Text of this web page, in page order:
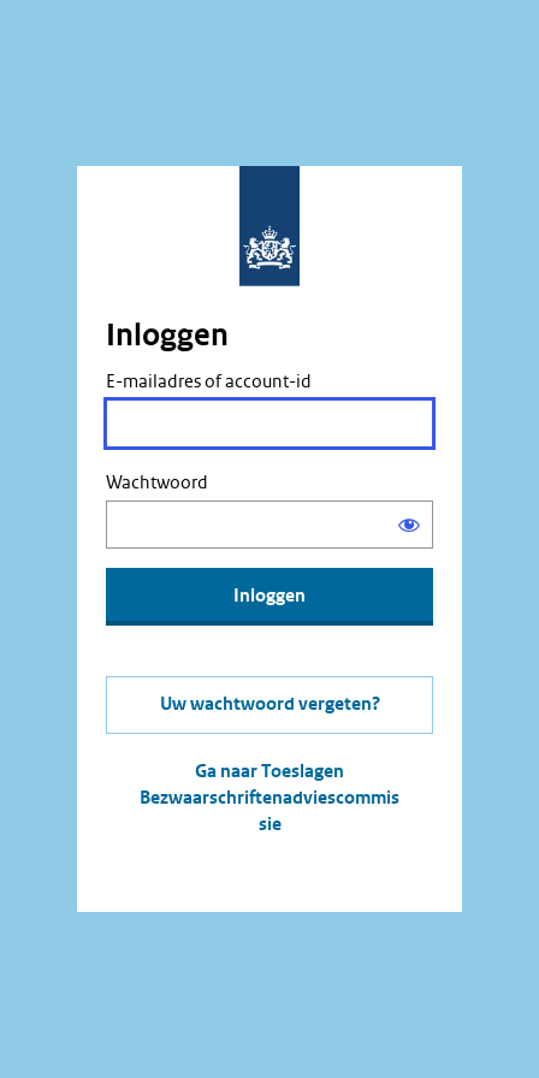
Inloggen
E-mailadres of account-id
Wachtwoord
Uw wachtwoord vergeten?
Ga naar Toeslagen
Bezwaarschriftenadviescommis
sie